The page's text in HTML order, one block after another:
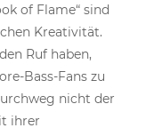
of Flame“ sind
Kreativität.
Ruf haben,
Bass-Fans zu
nicht der
ihrer